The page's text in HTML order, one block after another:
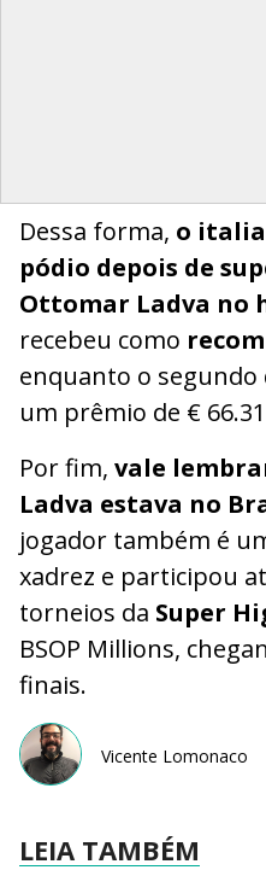
Dessa forma, o
pódio depois de
Ottomar Ladva no
recebeu como
enquanto o segundo
um prêmio de €
Por fim, vale
Ladva estava no
jogador também é
xadrez e participou
torneios da Super
BSOP Millions,
finais.
Vicente Lomonaco
LEIA TAMBÉM